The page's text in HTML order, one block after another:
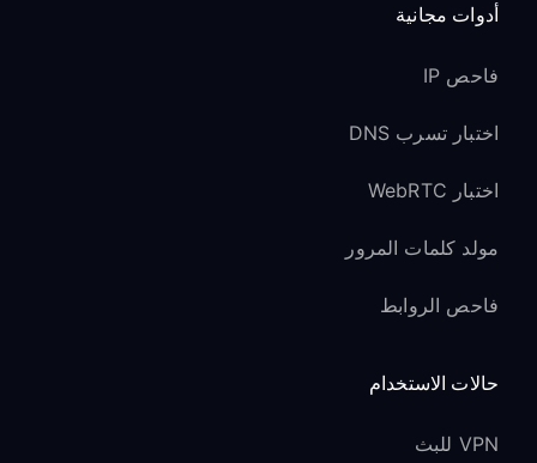
أدوات مجانية
فاحص IP
اختبار تسرب DNS
اختبار WebRTC
مولد كلمات المرور
فاحص الروابط
حالات الاستخدام
VPN للبث